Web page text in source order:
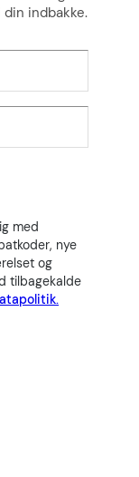
indbakke.
med
nye
og
tilbagekalde